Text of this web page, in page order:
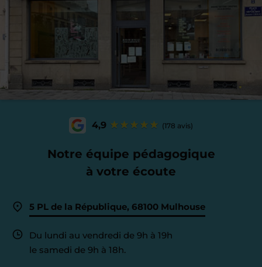
4,9 (178 avis)
Notre équipe pédagogique
à votre écoute
5 PL de la République, 68100 Mulhouse
Du lundi au vendredi de 9h à 19h
le samedi de 9h à 18h.